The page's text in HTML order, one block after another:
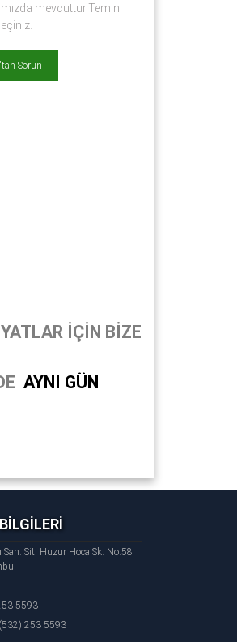
mevcuttur.Temin
Sorun
İÇİN BİZE
AYNI GÜN
San. Sit. Huzur Hoca Sk. No:58
5593
253 5593